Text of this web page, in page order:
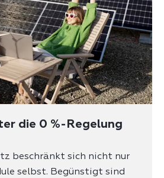
die 0 %-Regelung
beschränkt sich nicht nur
selbst. Begünstigt sind